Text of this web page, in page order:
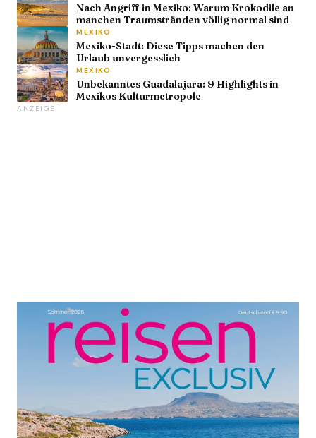
Nach Angriff in Mexiko: Warum Krokodile an
manchen Traumstränden völlig normal sind
MEXIKO
Mexiko-Stadt: Diese Tipps machen den
Urlaub unvergesslich
MEXIKO
Unbekanntes Guadalajara: 9 Highlights in
Mexikos Kulturmetropole
ANZEIGE